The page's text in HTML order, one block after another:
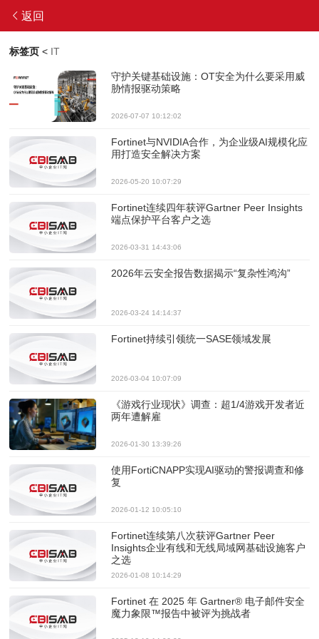
返回
标签页 < IT
守护关键基础设施：OT安全为什么要采用威
胁情报驱动策略
2026-07-07 10:12:02
Fortinet与NVIDIA合作，为企业级AI规模化应
用打造安全解决方案
2026-05-20 10:07:29
Fortinet连续四年获评Gartner Peer Insights
端点保护平台客户之选
2026-03-31 14:43:06
2026年云安全报告数据揭示“复杂性鸿沟”
2026-03-24 14:14:37
Fortinet持续引领统一SASE领域发展
2026-03-04 10:07:09
《游戏行业现状》调查：超1/4游戏开发者近
两年遭解雇
2026-01-30 13:39:26
使用FortiCNAPP实现AI驱动的警报调查和修
复
2026-01-12 10:05:10
Fortinet连续第八次获评Gartner Peer
Insights企业有线和无线局域网基础设施客户
之选
2026-01-08 10:14:29
Fortinet 在 2025 年 Gartner® 电子邮件安全
魔力象限™报告中被评为挑战者